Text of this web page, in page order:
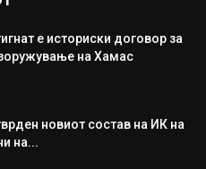
е историски договор за
на Хамас
новиот состав на ИК на
на...